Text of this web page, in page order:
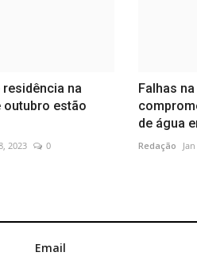
na
outubro estão
2023 0
Falhas
de água
Redação
Email